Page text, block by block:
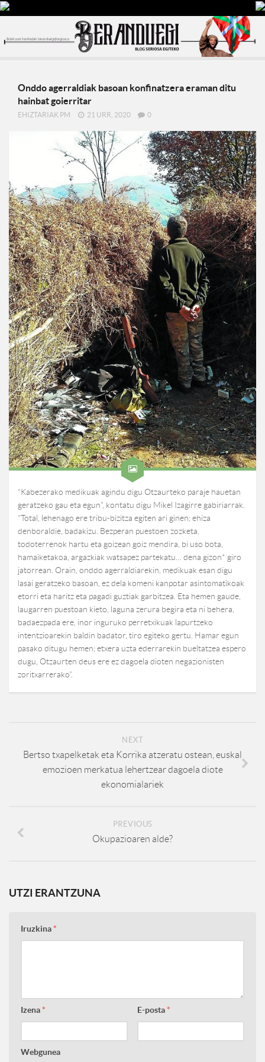
Onddo agerraldiak basoan konfinatzera eraman ditu
hainbat goierritar
EHIZTARIAK PM 21 URR, 2020 0
“Kabezerako medikuak agindu digu Otzaurteko paraje hauetan
geratzeko gau eta egun”, kontatu digu Mikel Izagirre gabiriarrak.
“Total, lehenago ere tribu-bizitza egiten ari ginen; ehiza
denboraldie, badakizu. Bezperan puestoen zozketa,
todoterrenok hartu eta goizean goiz mendira, bi uso bota,
hamaiketakoa, argazkiak watsapez partekatu… dena gizon* giro
jatorrean. Orain, onddo agerraldiarekin, medikuak esan digu
lasai geratzeko basoan, ez dela komeni kanpotar asintomatikoak
etorri eta haritz eta pagadi guztiak garbitzea. Eta hemen gaude,
laugarren puestoan kieto, laguna zerura begira eta ni behera,
badaezpada ere, inor inguruko perretxikuak lapurtzeko
intentzioarekin baldin badator, tiro egiteko gertu. Hamar egun
pasako ditugu hemen; etxera uzta ederrarekin bueltatzea espero
dugu, Otzaurten deus ere ez dagoela dioten negazionisten
zoritxarrerako”.
NEXT
Bertso txapelketak eta Korrika atzeratu ostean, euskal
emozioen merkatua lehertzear dagoela diote
ekonomialariek
PREVIOUS
Okupazioaren alde?
UTZI ERANTZUNA
Iruzkina*
Izena* E-posta*
Webgunea